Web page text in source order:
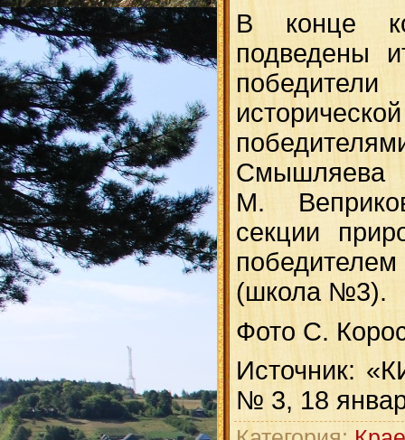
В конце
подведены
Смышляева
М.
секции
(школа №3).
Фото С.
Источник:
№ 3, 18